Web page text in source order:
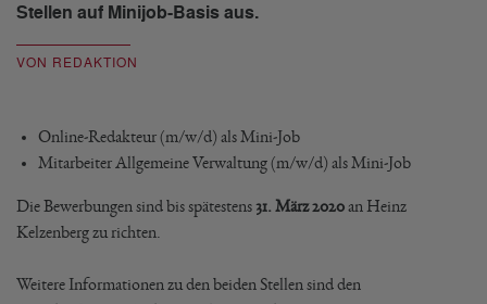
Stellen auf Minijob-Basis aus.
VON REDAKTION
Online-Redakteur (m/w/d) als Mini-Job
Mitarbeiter Allgemeine Verwaltung (m/w/d) als Mini-Job
Die Bewerbungen sind bis spätestens31. März 2020an Heinz
Kelzenberg zu richten.
Weitere Informationen zu den beiden Stellen sind den